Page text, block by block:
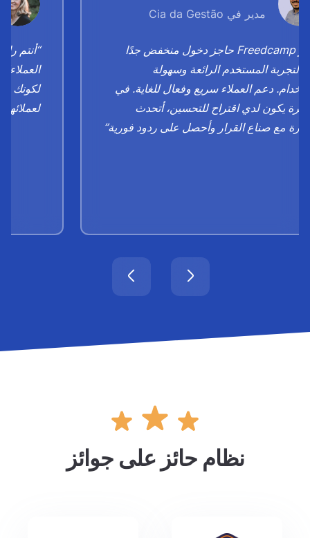
مدير في Cia da Gestão
“يوفر Freedcamp حاجز دخول منخفض جدًا
لتجربة المستخدم الرائعة وسهولة
دعم العملاء سريع وفعال للغاية. في
يكون لدي اقتراح للتحسين، أتحدث
مع صناع القرار وأحصل على ردود فورية”
“أنتم
لكونك
نظام حائز على جوائز